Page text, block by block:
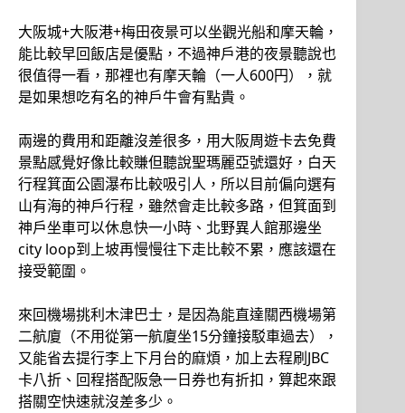
大阪城+大阪港+梅田夜景可以坐觀光船和摩天輪，
能比較早回飯店是優點，不過神戶港的夜景聽說也
很值得一看，那裡也有摩天輪（一人600円），就
是如果想吃有名的神戶牛會有點貴。
兩邊的費用和距離沒差很多，用大阪周遊卡去免費
景點感覺好像比較賺但聽說聖瑪麗亞號還好，白天
行程箕面公園瀑布比較吸引人，所以目前偏向選有
山有海的神戶行程，雖然會走比較多路，但箕面到
神戶坐車可以休息快一小時、北野異人館那邊坐
city loop到上坡再慢慢往下走比較不累，應該還在
接受範圍。
來回機場挑利木津巴士，是因為能直達關西機場第
二航廈（不用從第一航廈坐15分鐘接駁車過去），
又能省去提行李上下月台的麻煩，加上去程刷JBC
卡八折、回程搭配阪急一日券也有折扣，算起來跟
搭關空快速就沒差多少。